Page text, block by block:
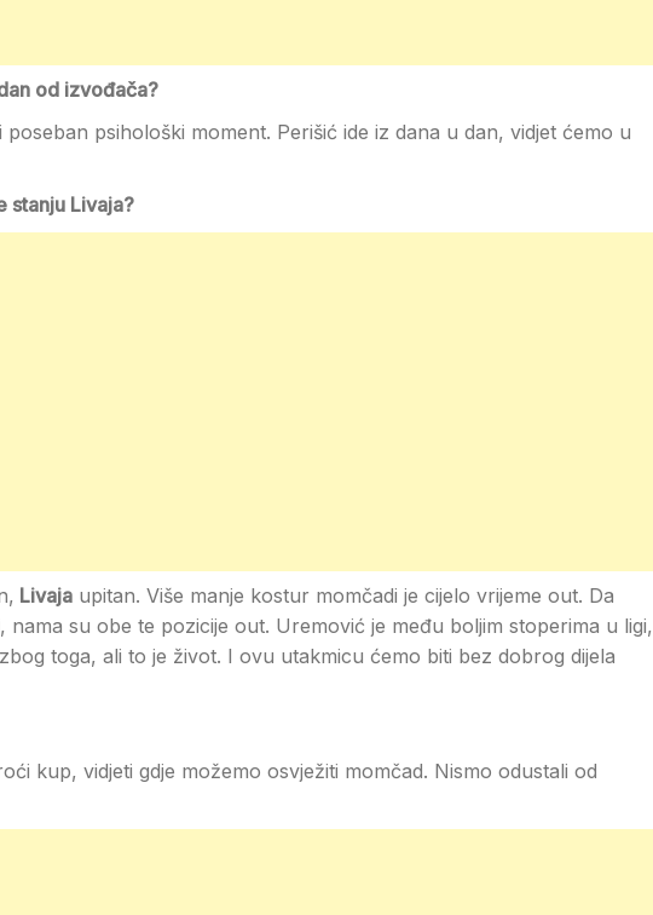
od izvođača?
psihološki moment. Perišić ide iz dana u dan, vidjet ćemo u
stanju Livaja?
Livaja upitan. Više manje kostur momčadi je cijelo vrijeme out. Da
, nama su obe te pozicije out. Uremović je među boljim stoperima u ligi,
toga, ali to je život. I ovu utakmicu ćemo biti bez dobrog dijela
kup, vidjeti gdje možemo osvježiti momčad. Nismo odustali od